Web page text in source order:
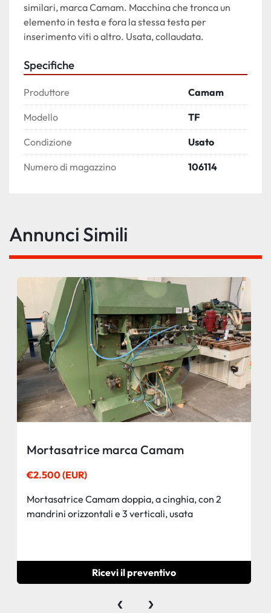
similari, marca Camam. Macchina che tronca un
elemento in testa e fora la stessa testa per
inserimento viti o altro. Usata, collaudata.
Specifiche
Produttore Camam
Modello TF
Condizione Usato
Numero di magazzino 106114
Annunci Simili
Mortasatrice marca Camam
€2.500 (EUR)
Mortasatrice Camam doppia, a cinghia, con 2
mandrini orizzontali e 3 verticali, usata
Ricevi il preventivo
‹ ›